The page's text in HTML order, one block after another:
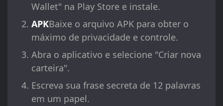
Wallet" na Play Store e instale.
APKBaixe o arquivo APK para obter o
máximo de privacidade e controle.
Abra o aplicativo e selecione "Criar nova
carteira".
Escreva sua frase secreta de 12 palavras
em um papel.